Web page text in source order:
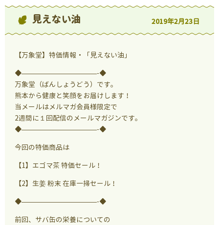
見えない油 2019年2月23日
【万象堂】特価情報・「見えない油」
◆———————————-◆
万象堂（ばんしょうどう）です。
熊本から健康と笑顔をお届けします！
当メールはメルマガ会員様限定で
2週間に１回配信のメールマガジンです。
◆———————————-◆
今回の特価商品は
【1】エゴマ茶 特価セール！
【2】生姜 粉末 在庫一掃セール！
◆———————————-◆
前回、サバ缶の栄養についての